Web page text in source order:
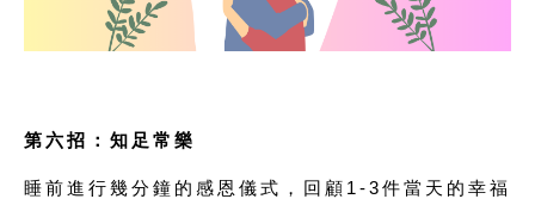
第六招 ：知足常樂
睡前進行幾分鐘的感恩儀式，回顧1-3件當天的幸福